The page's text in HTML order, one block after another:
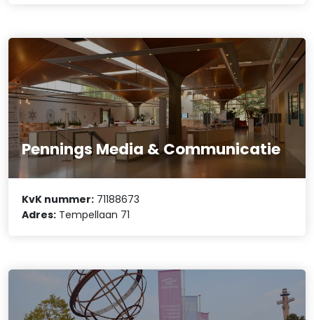
Pennings Media & Communicatie
KvK nummer: 71188673
Adres: Tempellaan 71